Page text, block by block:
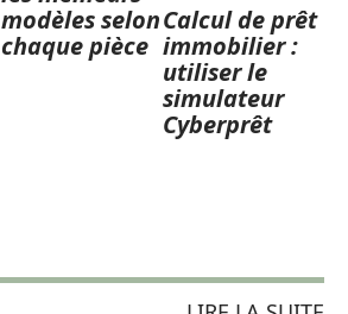
modèles selon
chaque pièce
Calcul de prêt
immobilier :
utiliser le
simulateur
Cyberprêt